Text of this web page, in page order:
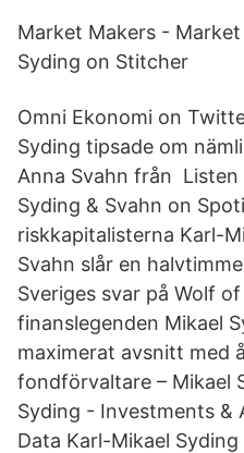
Market Makers -
Syding on Stitcher
Omni Ekonomi on
Syding tipsade om
Anna Svahn från
Syding & Svahn on
riskkapitalisterna Karl-
Svahn slår en
Sveriges svar på Wolf
finanslegenden Mikael
maximerat avsnitt med
fondförvaltare – Mikael
Syding - Investments &
Data Karl-Mikael